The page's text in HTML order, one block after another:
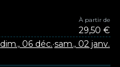
À partir de
29,50 €
dim., 06 déc.·sam., 02 janv.